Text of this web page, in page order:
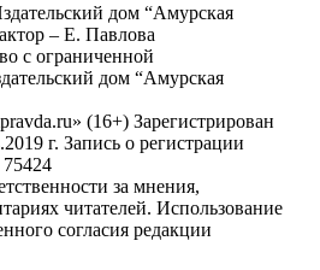
дом “Амурская
– Е. Павлова
с ограниченной
дом “Амурская
(16+) Зарегистрирован
г. Запись о регистрации
за мнения,
читателей. Использование
согласия редакции